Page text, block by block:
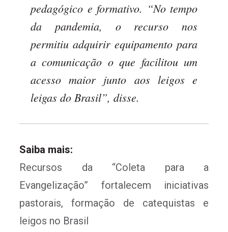
pedagógico e formativo. “No tempo
da pandemia, o recurso nos
permitiu adquirir equipamento para
a comunicação o que facilitou um
acesso maior junto aos leigos e
leigas do Brasil”, disse.
Saiba mais:
Recursos da “Coleta para a
Evangelização” fortalecem iniciativas
pastorais, formação de catequistas e
leigos no Brasil